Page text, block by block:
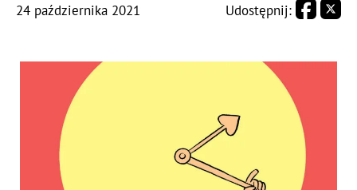
24 października 2021 Udostępnij: